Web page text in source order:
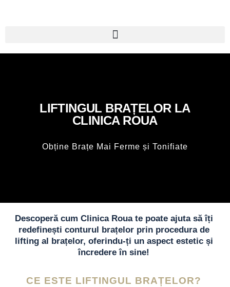
LIFTINGUL BRAȚELOR LA
CLINICA ROUA
Obține Brațe Mai Ferme și Tonifiate
Descoperă cum Clinica Roua te poate ajuta să îți
redefinești conturul brațelor prin procedura de
lifting al brațelor, oferindu-ți un aspect estetic și
încredere în sine!
CE ESTE LIFTINGUL BRAȚELOR?